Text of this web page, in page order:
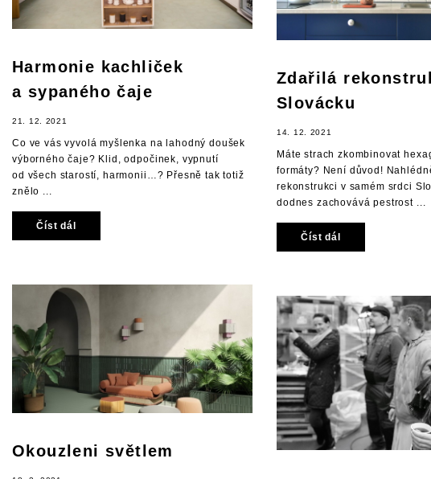
Harmonie kachliček
a sypaného čaje
21. 12. 2021
Co ve vás vyvolá myšlenka na lahodný doušek
výborného čaje? Klid, odpočinek, vypnutí
od všech starostí, harmonii…? Přesně tak totiž
znělo ...
Číst dál
Zdařilá
Slovácku
14. 12. 2021
Máte strach zkombinovat
formáty? Není důvod!
rekonstrukci v samém srdci
dodnes zachovává pestrost ...
Číst dál
Okouzleni světlem